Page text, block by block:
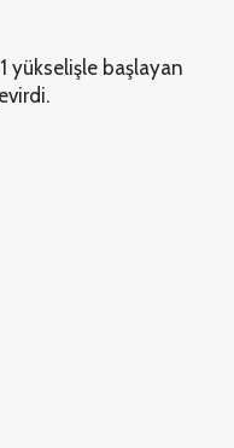
yükselişle başlayan